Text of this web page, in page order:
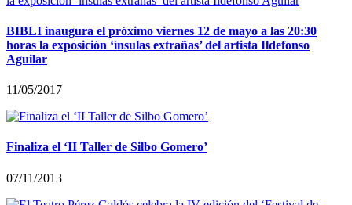
BIBLI inaugura el próximo viernes 12 de mayo a las 20:30
horas la exposición ‘ínsulas extrañas’ del artista Ildefonso
Aguilar
11/05/2017
Finaliza el ‘II Taller de Silbo Gomero’
07/11/2013